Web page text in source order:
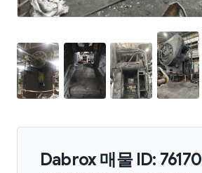
Dabrox 매물 ID: 76170